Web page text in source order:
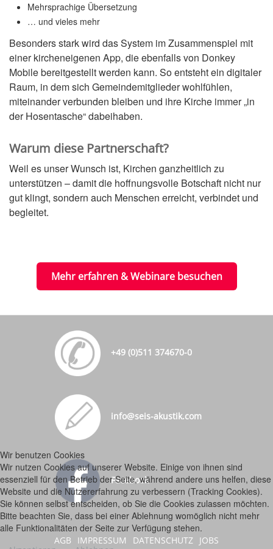
Mehrsprachige Übersetzung
… und vieles mehr
Besonders stark wird das System im Zusammenspiel mit
einer kircheneigenen App, die ebenfalls von Donkey
Mobile bereitgestellt werden kann. So entsteht ein digitaler
Raum, in dem sich Gemeindemitglieder wohlfühlen,
miteinander verbunden bleiben und ihre Kirche immer „in
der Hosentasche“ dabeihaben.
Warum diese Partnerschaft?
Weil es unser Wunsch ist, Kirchen ganzheitlich zu
unterstützen – damit die hoffnungsvolle Botschaft nicht nur
gut klingt, sondern auch Menschen erreicht, verbindet und
begleitet.
Mehr erfahren & Webinare besuchen
+49 (0)511 374670-0
info@seis-akustik.com
Facebook
AGB IMPRESSUM DATENSCHUTZ JOBS
Wir benutzen Cookies
Wir nutzen Cookies auf unserer Website. Einige von ihnen sind
essenziell für den Betrieb der Seite, während andere uns helfen, diese
Website und die Nutzererfahrung zu verbessern (Tracking Cookies).
Sie können selbst entscheiden, ob Sie die Cookies zulassen möchten.
Bitte beachten Sie, dass bei einer Ablehnung womöglich nicht mehr
alle Funktionalitäten der Seite zur Verfügung stehen.